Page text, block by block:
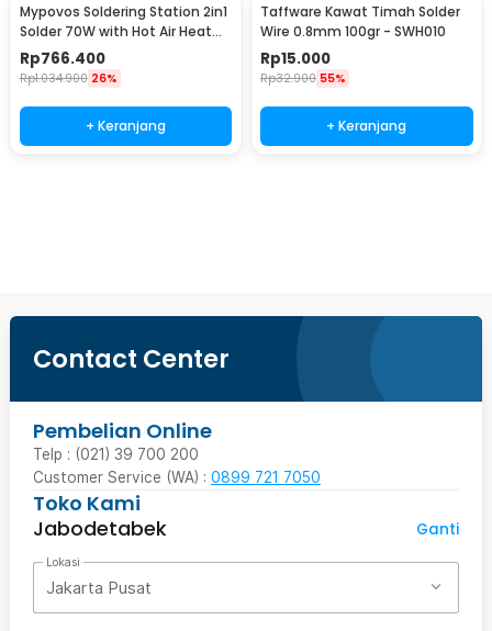
Mypovos Soldering Station 2in1
Solder 70W with Hot Air Heat
Gun 750W - 8582D
Rp766.400
Rp1.034.900 26%
+ Keranjang
Taffware Kawat Timah Solder
Wire 0.8mm 100gr - SWH010
Rp15.000
Rp32.900 55%
+ Keranjang
Contact Center
Pembelian Online
Telp : (021) 39 700 200
Customer Service (WA) : 0899 721 7050
Toko Kami
Jabodetabek
Ganti
Lokasi
Jakarta Pusat